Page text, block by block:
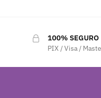
100% SEGURO
PIX / Visa /